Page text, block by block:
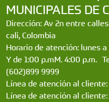
MUNICIPALES DE
Dirección: Av 2n entre
cali, Colombia
Horario de atención: lunes
Y de 1:00 p.mM. 4:00 p.m.
(602)899 9999
Línea de atención al cliente:
Línea de atención al cliente: